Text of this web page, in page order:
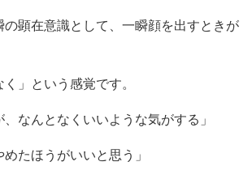
の顕在意識として、一瞬顔を出すときが
」という感覚です。
、なんとなくいいような気がする」
めたほうがいいと思う」